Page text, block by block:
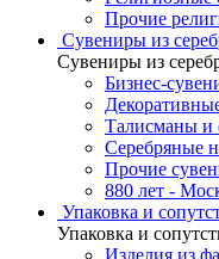
Прочие
Сувениры из
Сувениры из
Бизнес-
Талисманы и
Серебряные
Прочие
880 лет -
Упаковка и
Упаковка и
Изделия из